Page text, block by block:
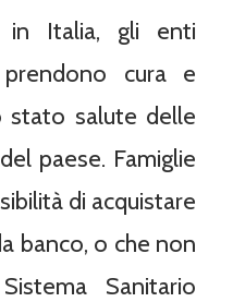
Italia, gli enti
cura e
stato salute delle
paese. Famiglie
di acquistare
banco, o che non
Sanitario